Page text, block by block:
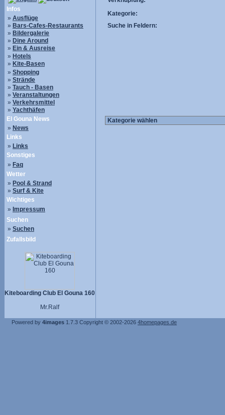
Infos
» Ausflüge
» Bars-Cafes-Restaurants
» Bildergalerie
» Dine Around
» Ein & Ausreise
» Hotels
» Kite-Basen
» Shopping
» Strände
» Tauch - Basen
» Veranstaltungen
» Verkehrsmittel
» Yachthäfen
El Gouna News
» News
Links
» Links
Sonstiges
» Faq
Wetter
» Pool & Strand
» Surf & Kite
Wichtiges
» Impressum
Suchen
» Suchen
Zufallsbild
Kiteboarding Club El Gouna 160
Mr.Ralf
Kategorie:
Suche in Feldern:
Powered by 4images 1.7.3 Copyright © 2002-2026 4homepages.de